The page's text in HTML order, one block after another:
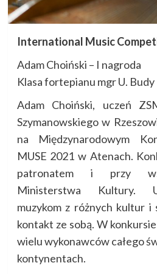
International Music
Adam Choiński – I nagroda
Klasa fortepianu mgr U. Budy
Adam Choiński, uczeń
Szymanowskiego w
na Międzynarodowym
MUSE 2021 w Atenach.
patronatem i przy
Ministerstwa Kultury.
muzykom z różnych kultur i
kontakt ze sobą. W
wielu wykonawców całego
kontynentach.